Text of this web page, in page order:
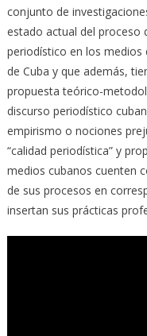
conjunto de
estado actual del proceso
periodístico en los medios
de Cuba y que además,
propuesta teórico-
discurso periodístico
empirismo o nociones
“calidad periodística” y
medios cubanos cuenten
de sus procesos en
insertan sus prácticas